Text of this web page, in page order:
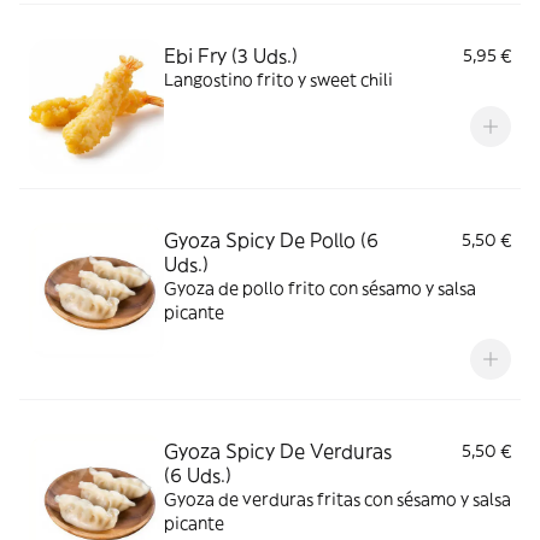
Ebi Fry (3 Uds.)
5,95 €
Langostino frito y sweet chili
Gyoza Spicy De Pollo (6
Uds.)
5,50 €
Gyoza de pollo frito con sésamo y salsa
picante
Gyoza Spicy De Verduras
(6 Uds.)
5,50 €
Gyoza de verduras fritas con sésamo y salsa
picante